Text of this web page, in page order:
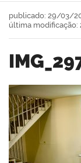
publicado: 29/03/
última